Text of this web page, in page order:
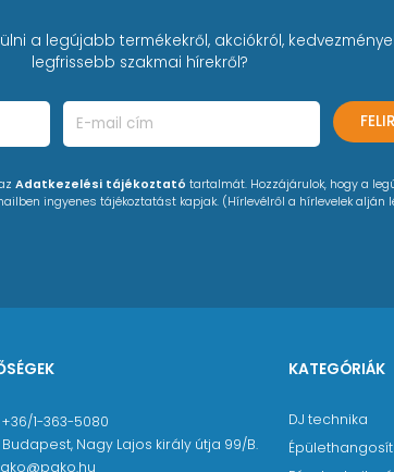
a legújabb termékekről, akciókról,
legfrissebb szakmai hírekről?
Adatkezelési tájékoztató tartalmát. Hozzájárulok, hogy a
ingyenes tájékoztatást kapjak. (Hírlevélről a hírlevelek alján
+36/1-363-5080
Budapest, Nagy Lajos király útja 99/B.
KATEGÓRIÁK
DJ technika